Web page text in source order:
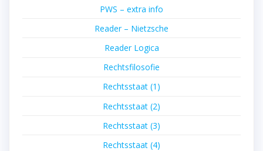
PWS – extra info
Reader – Nietzsche
Reader Logica
Rechtsfilosofie
Rechtsstaat (1)
Rechtsstaat (2)
Rechtsstaat (3)
Rechtsstaat (4)